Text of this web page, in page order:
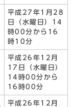
平成27年1月28
日（水曜日）14
時00分から16
時10分
平成26年12月
17日（水曜日）
14時00分から
16時00分
平成26年12月